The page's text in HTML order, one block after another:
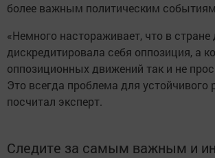
более важным политическим
«Немного настораживает, что в стране
дискредитировала себя оппозиция, а
оппозиционных движений так и не
Это всегда проблема для устойчивого
посчитал эксперт.
Следите за самым важным и